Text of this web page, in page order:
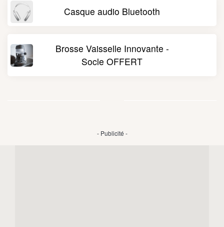
Casque audio Bluetooth
Brosse Vaisselle Innovante -
Socle OFFERT
- Publicité -